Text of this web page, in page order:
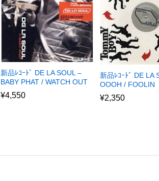
新品ﾚｺｰﾄﾞ DE LA SOUL –
BABY PHAT / WATCH OUT
¥4,550
新品ﾚｺｰﾄﾞ DE LA
OOOH / FOOLIN
¥2,350